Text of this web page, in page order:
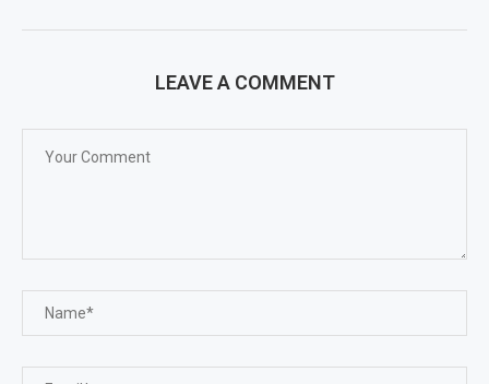
LEAVE A COMMENT